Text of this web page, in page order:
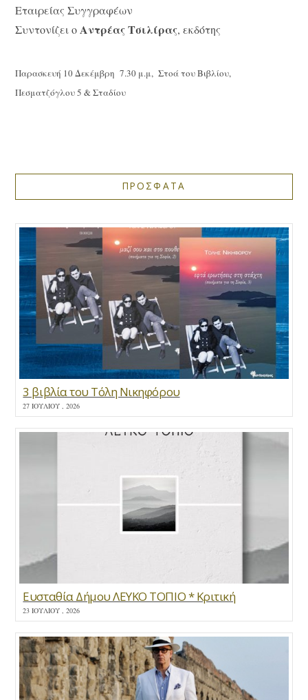
Εταιρείας Συγγραφέων
Συντονίζει ο Αντρέας Τσιλίρας, εκδότης
Παρασκευή 10 Δεκέμβρη 7.30 μ.μ, Στοά του Βιβλίου,
Πεσματζόγλου 5 & Σταδίου
ΠΡΟΣΦΑΤΑ
3 βιβλία του Τόλη Νικηφόρου
27 ΙΟΥΛΊΟΥ , 2026
Ευσταθία Δήμου ΛΕΥΚΟ ΤΟΠΙΟ * Κριτική
23 ΙΟΥΛΊΟΥ , 2026